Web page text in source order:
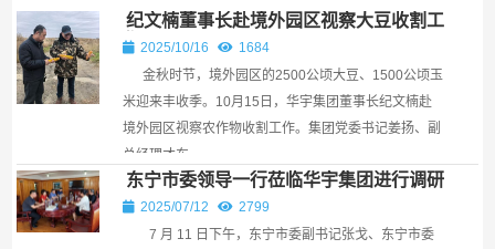
纪文楠董事长赴境外园区视察大豆收割工
作2025/10/16
1684
金秋时节，境外园区的2500公顷大豆、1500公顷玉
米迎来丰收季。10月15日，华宇集团董事长纪文楠赴
境外园区视察农作物收割工作。集团党委书记姜扬、副
总经理才东...
东宁市委领导一行莅临华宇集团进行调研
￼2025/07/12
2799
7 月 11 日下午，东宁市委副书记张戈、东宁市委